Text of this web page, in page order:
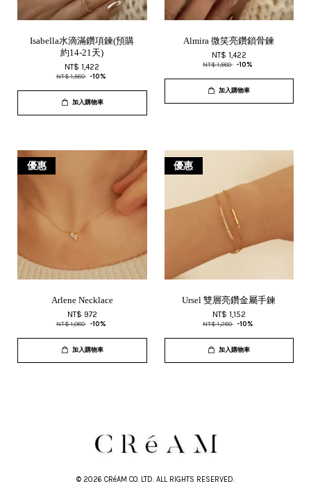
Isabella水滴滿鑽項鍊(預購
約14-21天)
NT$ 1,422
NT$ 1,580 -10%
加入購物車
Almira 微笑亮鑽鎖骨鍊
NT$ 1,422
NT$ 1,580 -10%
加入購物車
優惠
Arlene Necklace
NT$ 972
NT$ 1,080 -10%
加入購物車
優惠
Ursel 雙層亮鑽金屬手鍊
NT$ 1,152
NT$ 1,280 -10%
加入購物車
© 2026 CRéAM CO. LTD. ALL RIGHTS RESERVED.